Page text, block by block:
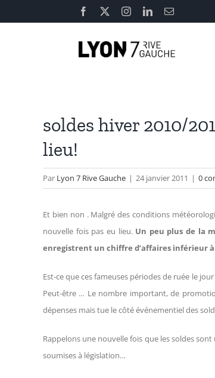
au
Facebook InstagramLinkedInEmail
soldes hiver 2010/
lieu!
Par Lyon 7 Rive Gauche | 24 janvier 2011 | 0
Et bien non . Malgré des conditions
nouvelle fois pas eu lieu. Un peu plus de la
enregistrent un chiffre d’affaires inférieur à
Est-ce que ces fameuses périodes de ruée le
Peut-être … Le nombre important, de
dépenses mais tue le côté événementiel des
Rappelons une nouvelle fois que les soldes
soumises à législation…